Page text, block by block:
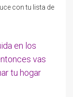
con tu lista de
en los
vas
tu hogar